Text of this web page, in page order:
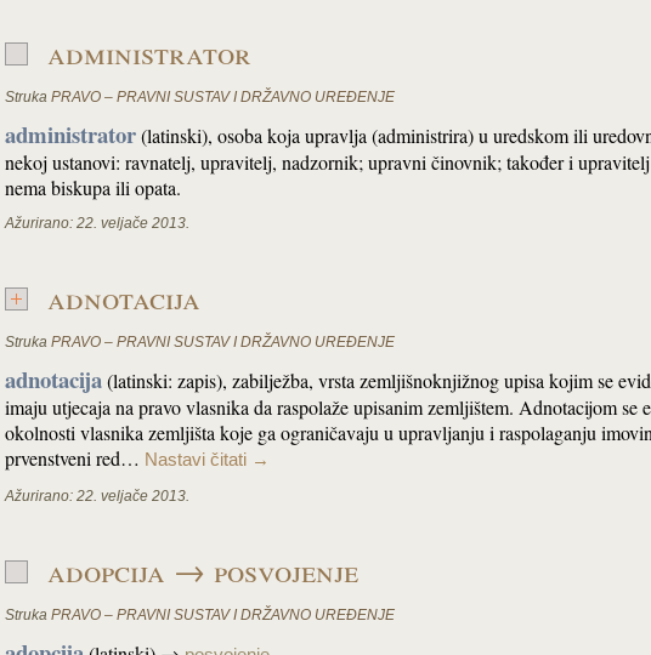
administrator
Struka PRAVO – PRAVNI SUSTAV I DRŽAVNO UREĐENJE
administrator(latinski), osoba koja upravlja (administrira) u uredskom ili
nekoj ustanovi: ravnatelj, upravitelj, nadzornik; upravni činovnik; također i
nema biskupa ili opata.
Ažurirano: 22. veljače 2013.
adnotacija
Struka PRAVO – PRAVNI SUSTAV I DRŽAVNO UREĐENJE
adnotacija(latinski: zapis), zabilježba, vrsta zemljišnoknjižnog upisa kojim se
imaju utjecaja na pravo vlasnika da raspolaže upisanim zemljištem. Adnotacijom se
okolnosti vlasnika zemljišta koje ga ograničavaju u upravljanju i raspolaganju
prvenstveni red… Nastavi čitati →
Ažurirano: 22. veljače 2013.
adopcija → posvojenje
Struka PRAVO – PRAVNI SUSTAV I DRŽAVNO UREĐENJE